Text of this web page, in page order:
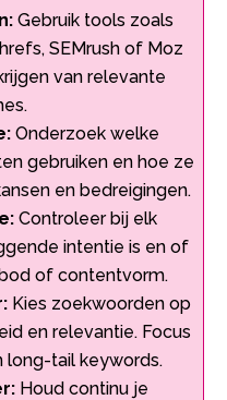
Gebruik tools zoals
SEMrush of Moz
van relevante
Onderzoek welke
gebruiken en hoe ze
en bedreigingen.
Controleer bij elk
intentie is en of
of contentvorm.
Kies zoekwoorden op
en relevantie. Focus
long-tail keywords.
Houd continu je